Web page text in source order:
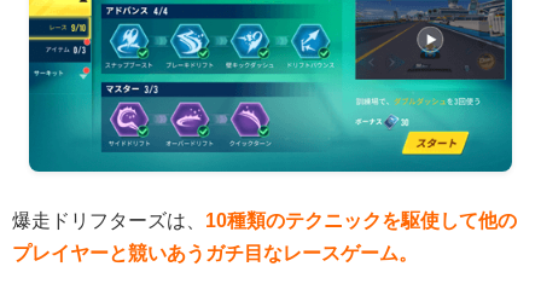
爆走ドリフターズは、 10種類のテクニックを駆使して他の
プレイヤーと競いあうガチ目なレースゲーム。